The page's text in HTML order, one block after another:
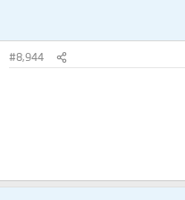
#8,944